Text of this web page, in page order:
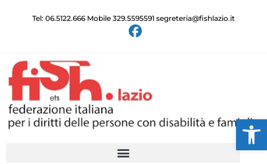
Tel: 06.5122.666 Mobile 329.5595591 segreteria@fishlazio.it